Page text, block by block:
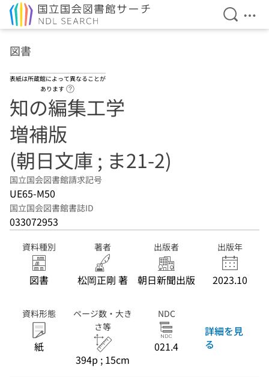
検索を
メ
図書
表紙は所蔵館によって異なることが
あります
知の編集工学
増補版
(朝日文庫 ; ま21-2)
国立国会図書館請求記号
UE65-M50
国立国会図書館書誌ID
033072953
資料種別
図書
著者
松岡正剛 著
出版者
朝日新聞出版
出版年
2023.10
資料形態
紙
ページ数・大き
さ等
394p ; 15cm
NDC
021.4
詳細を見
る